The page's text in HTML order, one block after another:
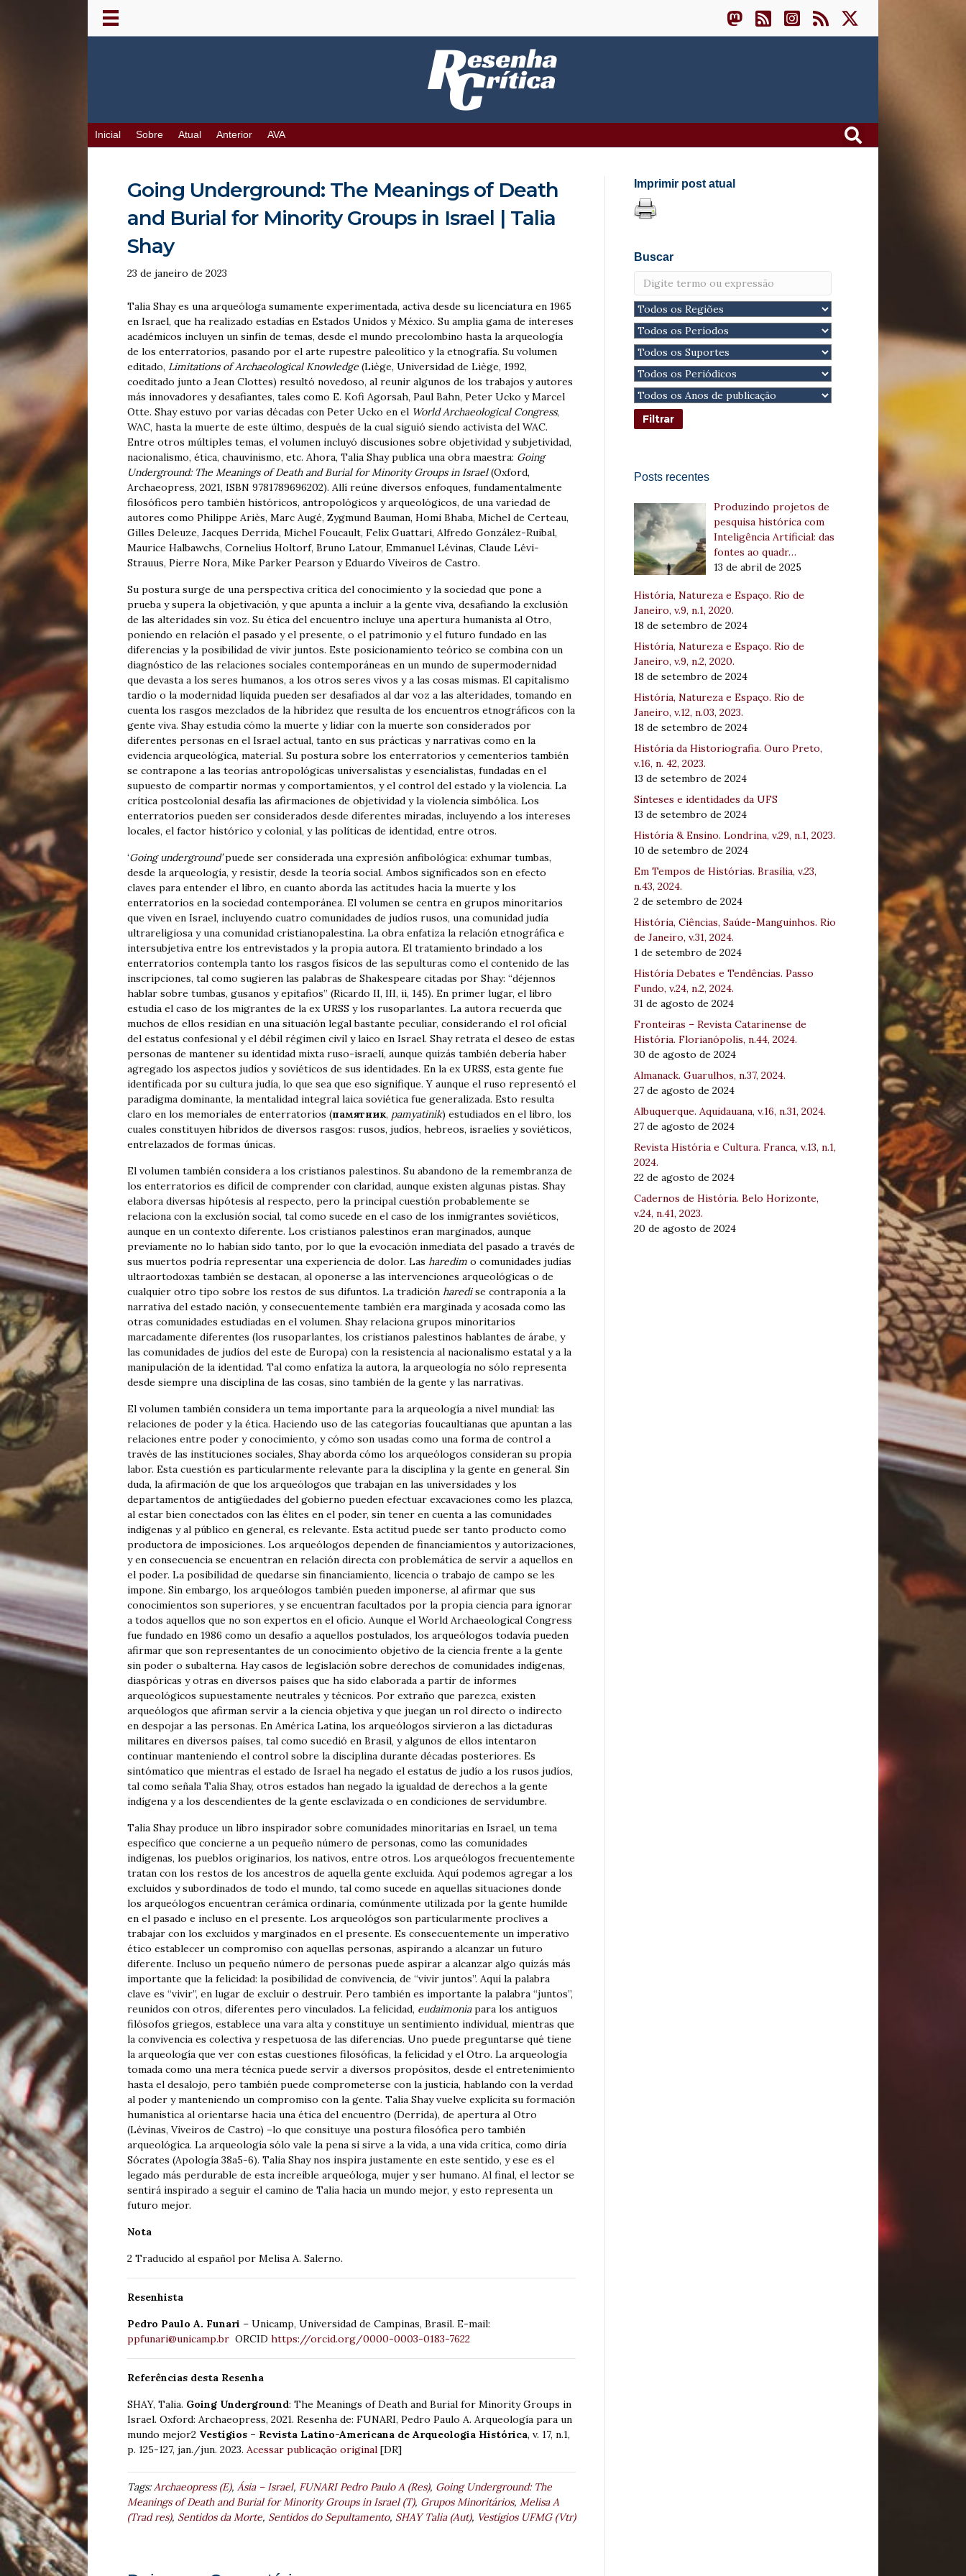
Inicial Sobre Atual Anterior AVA
Going Underground: The Meanings of Death
and Burial for Minority Groups in Israel | Talia
Shay
23 de janeiro de 2023
Talia Shay es una arqueóloga sumamente experimentada, activa desde su licenciatura en 1965
en Israel, que ha realizado estadías en Estados Unidos y México. Su amplia gama de intereses
académicos incluyen un sinfín de temas, desde el mundo precolombino hasta la arqueología
de los enterratorios, pasando por el arte rupestre paleolítico y la etnografía. Su volumen
editado, Limitations of Archaeological Knowledge (Liège, Universidad de Liège, 1992,
coeditado junto a Jean Clottes) resultó novedoso, al reunir algunos de los trabajos y autores
más innovadores y desafiantes, tales como E. Kofi Agorsah, Paul Bahn, Peter Ucko y Marcel
Otte. Shay estuvo por varias décadas con Peter Ucko en el World Archaeological Congress,
WAC, hasta la muerte de este último, después de la cual siguió siendo activista del WAC.
Entre otros múltiples temas, el volumen incluyó discusiones sobre objetividad y subjetividad,
nacionalismo, ética, chauvinismo, etc. Ahora, Talia Shay publica una obra maestra: Going
Underground: The Meanings of Death and Burial for Minority Groups in Israel(Oxford,
Archaeopress, 2021, ISBN 9781789696202). Allí reúne diversos enfoques, fundamentalmente
filosóficos pero también históricos, antropológicos y arqueológicos, de una variedad de
autores como Philippe Ariès, Marc Augé, Zygmund Bauman, Homi Bhaba, Michel de Certeau,
Gilles Deleuze, Jacques Derrida, Michel Foucault, Felix Guattari, Alfredo González-Ruibal,
Maurice Halbawchs, Cornelius Holtorf, Bruno Latour, Emmanuel Lévinas, Claude Lévi-
Strauus, Pierre Nora, Mike Parker Pearson y Eduardo Viveiros de Castro.
Su postura surge de una perspectiva crítica del conocimiento y la sociedad que pone a
prueba y supera la objetivación, y que apunta a incluir a la gente viva, desafiando la exclusión
de las alteridades sin voz. Su ética del encuentro incluye una apertura humanista al Otro,
poniendo en relación el pasado y el presente, o el patrimonio y el futuro fundado en las
diferencias y la posibilidad de vivir juntos. Este posicionamiento teórico se combina con un
diagnóstico de las relaciones sociales contemporáneas en un mundo de supermodernidad
que devasta a los seres humanos, a los otros seres vivos y a las cosas mismas. El capitalismo
tardío o la modernidad líquida pueden ser desafiados al dar voz a las alteridades, tomando en
cuenta los rasgos mezclados de la hibridez que resulta de los encuentros etnográficos con la
gente viva. Shay estudia cómo la muerte y lidiar con la muerte son considerados por
diferentes personas en el Israel actual, tanto en sus prácticas y narrativas como en la
evidencia arqueológica, material. Su postura sobre los enterratorios y cementerios también
se contrapone a las teorías antropológicas universalistas y esencialistas, fundadas en el
supuesto de compartir normas y comportamientos, y el control del estado y la violencia. La
crítica postcolonial desafía las afirmaciones de objetividad y la violencia simbólica. Los
enterratorios pueden ser considerados desde diferentes miradas, incluyendo a los intereses
locales, el factor histórico y colonial, y las políticas de identidad, entre otros.
‘Going underground’puede ser considerada una expresión anfibológica: exhumar tumbas,
desde la arqueología, y resistir, desde la teoría social. Ambos significados son en efecto
claves para entender el libro, en cuanto aborda las actitudes hacia la muerte y los
enterratorios en la sociedad contemporánea. El volumen se centra en grupos minoritarios
que viven en Israel, incluyendo cuatro comunidades de judíos rusos, una comunidad judía
ultrareligiosa y una comunidad cristianopalestina. La obra enfatiza la relación etnográfica e
intersubjetiva entre los entrevistados y la propia autora. El tratamiento brindado a los
enterratorios contempla tanto los rasgos físicos de las sepulturas como el contenido de las
inscripciones, tal como sugieren las palabras de Shakespeare citadas por Shay: “déjennos
hablar sobre tumbas, gusanos y epitafios” (Ricardo II, III, ii, 145). En primer lugar, el libro
estudia el caso de los migrantes de la ex URSS y los rusoparlantes. La autora recuerda que
muchos de ellos residían en una situación legal bastante peculiar, considerando el rol oficial
del estatus confesional y el débil régimen civil y laico en Israel. Shay retrata el deseo de estas
personas de mantener su identidad mixta ruso-israelí, aunque quizás también debería haber
agregado los aspectos judíos y soviéticos de sus identidades. En la ex URSS, esta gente fue
identificada por su cultura judía, lo que sea que eso signifique. Y aunque el ruso representó el
paradigma dominante, la mentalidad integral laica soviética fue generalizada. Esto resulta
claro en los memoriales de enterratorios (памятник, pamyatinik) estudiados en el libro, los
cuales constituyen híbridos de diversos rasgos: rusos, judíos, hebreos, israelíes y soviéticos,
entrelazados de formas únicas.
El volumen también considera a los cristianos palestinos. Su abandono de la remembranza de
los enterratorios es difícil de comprender con claridad, aunque existen algunas pistas. Shay
elabora diversas hipótesis al respecto, pero la principal cuestión probablemente se
relaciona con la exclusión social, tal como sucede en el caso de los inmigrantes soviéticos,
aunque en un contexto diferente. Los cristianos palestinos eran marginados, aunque
previamente no lo habían sido tanto, por lo que la evocación inmediata del pasado a través de
sus muertos podría representar una experiencia de dolor. Las haredim o comunidades judías
ultraortodoxas también se destacan, al oponerse a las intervenciones arqueológicas o de
cualquier otro tipo sobre los restos de sus difuntos. La tradición haredise contraponía a la
narrativa del estado nación, y consecuentemente también era marginada y acosada como las
otras comunidades estudiadas en el volumen. Shay relaciona grupos minoritarios
marcadamente diferentes (los rusoparlantes, los cristianos palestinos hablantes de árabe, y
las comunidades de judíos del este de Europa) con la resistencia al nacionalismo estatal y a la
manipulación de la identidad. Tal como enfatiza la autora, la arqueología no sólo representa
desde siempre una disciplina de las cosas, sino también de la gente y las narrativas.
El volumen también considera un tema importante para la arqueología a nivel mundial: las
relaciones de poder y la ética. Haciendo uso de las categorías foucaultianas que apuntan a las
relaciones entre poder y conocimiento, y cómo son usadas como una forma de control a
través de las instituciones sociales, Shay aborda cómo los arqueólogos consideran su propia
labor. Esta cuestión es particularmente relevante para la disciplina y la gente en general. Sin
duda, la afirmación de que los arqueólogos que trabajan en las universidades y los
departamentos de antigüedades del gobierno pueden efectuar excavaciones como les plazca,
al estar bien conectados con las élites en el poder, sin tener en cuenta a las comunidades
indígenas y al público en general, es relevante. Esta actitud puede ser tanto producto como
productora de imposiciones. Los arqueólogos dependen de financiamientos y autorizaciones,
y en consecuencia se encuentran en relación directa con problemática de servir a aquellos en
el poder. La posibilidad de quedarse sin financiamiento, licencia o trabajo de campo se les
impone. Sin embargo, los arqueólogos también pueden imponerse, al afirmar que sus
conocimientos son superiores, y se encuentran facultados por la propia ciencia para ignorar
a todos aquellos que no son expertos en el oficio. Aunque el World Archaeological Congress
fue fundado en 1986 como un desafío a aquellos postulados, los arqueólogos todavía pueden
afirmar que son representantes de un conocimiento objetivo de la ciencia frente a la gente
sin poder o subalterna. Hay casos de legislación sobre derechos de comunidades indígenas,
diaspóricas y otras en diversos países que ha sido elaborada a partir de informes
arqueológicos supuestamente neutrales y técnicos. Por extraño que parezca, existen
arqueólogos que afirman servir a la ciencia objetiva y que juegan un rol directo o indirecto
en despojar a las personas. En América Latina, los arqueólogos sirvieron a las dictaduras
militares en diversos países, tal como sucedió en Brasil, y algunos de ellos intentaron
continuar manteniendo el control sobre la disciplina durante décadas posteriores. Es
sintómatico que mientras el estado de Israel ha negado el estatus de judío a los rusos judíos,
tal como señala Talia Shay, otros estados han negado la igualdad de derechos a la gente
indígena y a los descendientes de la gente esclavizada o en condiciones de servidumbre.
Talia Shay produce un libro inspirador sobre comunidades minoritarias en Israel, un tema
específico que concierne a un pequeño número de personas, como las comunidades
indígenas, los pueblos originarios, los nativos, entre otros. Los arqueólogos frecuentemente
tratan con los restos de los ancestros de aquella gente excluida. Aquí podemos agregar a los
excluidos y subordinados de todo el mundo, tal como sucede en aquellas situaciones donde
los arqueólogos encuentran cerámica ordinaria, comúnmente utilizada por la gente humilde
en el pasado e incluso en el presente. Los arqueológos son particularmente proclives a
trabajar con los excluidos y marginados en el presente. Es consecuentemente un imperativo
ético establecer un compromiso con aquellas personas, aspirando a alcanzar un futuro
diferente. Incluso un pequeño número de personas puede aspirar a alcanzar algo quizás más
importante que la felicidad: la posibilidad de convivencia, de “vivir juntos”. Aquí la palabra
clave es “vivir”, en lugar de excluir o destruir. Pero también es importante la palabra “juntos”,
reunidos con otros, diferentes pero vinculados. La felicidad, eudaimoniapara los antiguos
filósofos griegos, establece una vara alta y constituye un sentimiento individual, mientras que
la convivencia es colectiva y respetuosa de las diferencias. Uno puede preguntarse qué tiene
la arqueología que ver con estas cuestiones filosóficas, la felicidad y el Otro. La arqueología
tomada como una mera técnica puede servir a diversos propósitos, desde el entretenimiento
hasta el desalojo, pero también puede comprometerse con la justicia, hablando con la verdad
al poder y manteniendo un compromiso con la gente. Talia Shay vuelve explícita su formación
humanística al orientarse hacia una ética del encuentro (Derrida), de apertura al Otro
(Lévinas, Viveiros de Castro) –lo que consituye una postura filosófica pero también
arqueológica. La arqueología sólo vale la pena si sirve a la vida, a una vida crítica, como diría
Sócrates (Apología 38a5-6). Talia Shay nos inspira justamente en este sentido, y ese es el
legado más perdurable de esta increíble arqueóloga, mujer y ser humano. Al final, el lector se
sentirá inspirado a seguir el camino de Talia hacia un mundo mejor, y esto representa un
futuro mejor.
Nota
2 Traducido al español por Melisa A. Salerno.
Resenhista
Pedro Paulo A. Funari – Unicamp, Universidad de Campinas, Brasil. E-mail:
ppfunari@unicamp.br ORCID https://orcid.org/0000-0003-0183-7622
Referências desta Resenha
SHAY, Talia. Going Underground: The Meanings of Death and Burial for Minority Groups in
Israel. Oxford: Archaeopress, 2021. Resenha de: FUNARI, Pedro Paulo A. Arqueología para un
mundo mejor2 Vestígios – Revista Latino-Americana de Arqueologia Histórica, v. 17, n.1,
p. 125-127, jan./jun. 2023. Acessar publicação original [DR]
Tags:Archaeopress (E), Ásia – Israel, FUNARI Pedro Paulo A (Res), Going Underground: The
Meanings of Death and Burial for Minority Groups in Israel (T), Grupos Minoritários, Melisa A
(Trad res), Sentidos da Morte, Sentidos do Sepultamento, SHAY Talia (Aut), Vestígios UFMG (Vtr)
Imprimir post atual
Buscar
Posts recentes
Produzindo projetos de
pesquisa histórica com
Inteligência Artificial: das
fontes ao quadr…
13 de abril de 2025
História, Natureza e Espaço. Rio de
Janeiro, v.9, n.1, 2020.
18 de setembro de 2024
História, Natureza e Espaço. Rio de
Janeiro, v.9, n.2, 2020.
18 de setembro de 2024
História, Natureza e Espaço. Rio de
Janeiro, v.12, n.03, 2023.
18 de setembro de 2024
História da Historiografia. Ouro Preto,
v.16, n. 42, 2023.
13 de setembro de 2024
Sínteses e identidades da UFS
13 de setembro de 2024
História & Ensino. Londrina, v.29, n.1, 2023.
10 de setembro de 2024
Em Tempos de Histórias. Brasília, v.23,
n.43, 2024.
2 de setembro de 2024
História, Ciências, Saúde-Manguinhos. Rio
de Janeiro, v.31, 2024.
1 de setembro de 2024
História Debates e Tendências. Passo
Fundo, v.24, n.2, 2024.
31 de agosto de 2024
Fronteiras – Revista Catarinense de
História. Florianópolis, n.44, 2024.
30 de agosto de 2024
Almanack. Guarulhos, n.37, 2024.
27 de agosto de 2024
Albuquerque. Aquidauana, v.16, n.31, 2024.
27 de agosto de 2024
Revista História e Cultura. Franca, v.13, n.1,
2024.
22 de agosto de 2024
Cadernos de História. Belo Horizonte,
v.24, n.41, 2023.
20 de agosto de 2024